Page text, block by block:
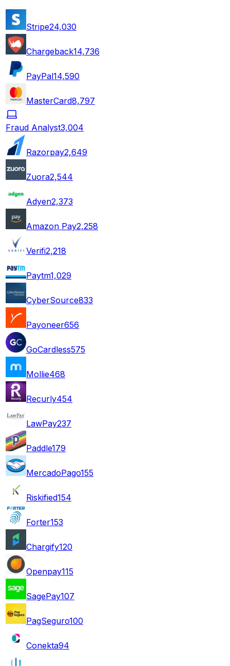
Stripe24,030
Chargeback14,736
PayPal14,590
MasterCard8,797
Fraud Analyst3,004
Razorpay2,649
Zuora2,544
Adyen2,373
Amazon Pay2,258
Verifi2,218
Paytm1,029
CyberSource833
Payoneer656
GoCardless575
Mollie468
Recurly454
LawPay237
Paddle179
MercadoPago155
Riskified154
Forter153
Chargify120
Openpay115
SagePay107
PagSeguro100
Conekta94